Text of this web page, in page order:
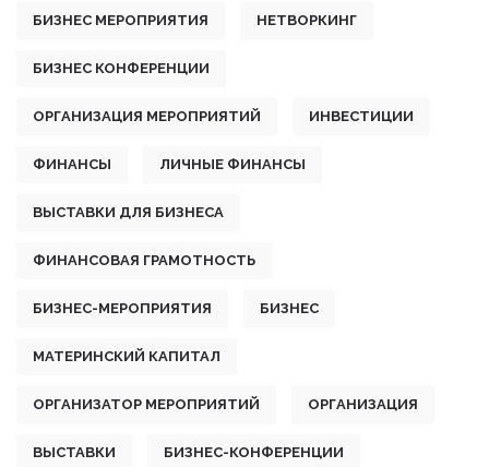
БИЗНЕС МЕРОПРИЯТИЯ НЕТВОРКИНГ
БИЗНЕС КОНФЕРЕНЦИИ
ОРГАНИЗАЦИЯ МЕРОПРИЯТИЙ ИНВЕСТИЦИИ
ФИНАНСЫ ЛИЧНЫЕ ФИНАНСЫ
ВЫСТАВКИ ДЛЯ БИЗНЕСА
ФИНАНСОВАЯ ГРАМОТНОСТЬ
БИЗНЕС-МЕРОПРИЯТИЯ БИЗНЕС
МАТЕРИНСКИЙ КАПИТАЛ
ОРГАНИЗАТОР МЕРОПРИЯТИЙ ОРГАНИЗАЦИЯ
ВЫСТАВКИ БИЗНЕС-КОНФЕРЕНЦИИ